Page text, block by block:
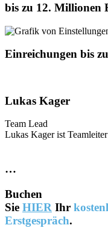
bis zu 12. Millionen
Einreichungen bis
Lukas Kager
Team Lead
Lukas Kager ist
…
Buchen
Sie HIER Ihr
Erstgespräch.